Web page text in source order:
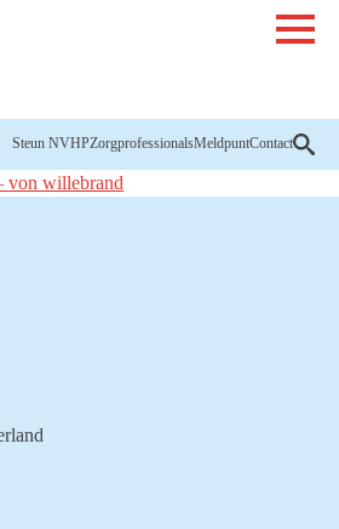
Steun NVHPZorgprofessionalsMeldpuntContact
von willebrand